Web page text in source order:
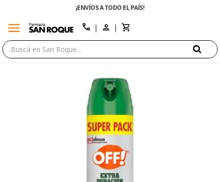
¡ENVÍOS A TODO EL PAÍS!
menu call
close